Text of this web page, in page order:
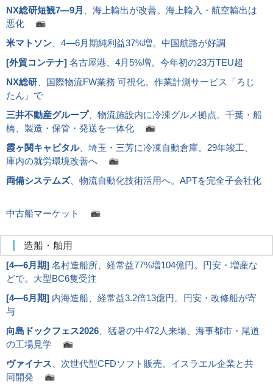
NX総研短観7―9月
、海上輸出が改善。海上輸入・航空輸出は
悪化
米マトソン 、4―6月期純利益37%増。中国航路が好調
[外貿コンテナ] 名古屋港、4月5%増。今年初の23万TEU超
NX総研 、国際物流FW業務 可視化。作業計測サービス「ろじ
たん」で
三井不動産グループ、物流施設内に冷凍グルメ拠点。千葉・船
橋、製造・保管・発送を一体化
霞ヶ関キャピタル、埼玉・三芳に冷凍自動倉庫。29年竣工、
庫内の就労環境改善へ
両備システムズ、物流自動化技術活用へ。APTを完全子会社化
中古船マーケット
造船・舶用
[4―6月期] 名村造船所、経常益77%増104億円。円安・増産な
どで。大型BC6隻受注
[4―6月期] 内海造船、経常益3.2倍13億円。円安・改修船が寄
与
向島ドックフェス2026 、猛暑の中472人来場、海事都市・尾道
の工場見学
ヴァイナス 、次世代型CFDソフト販売。イスラエル企業と共
同開発